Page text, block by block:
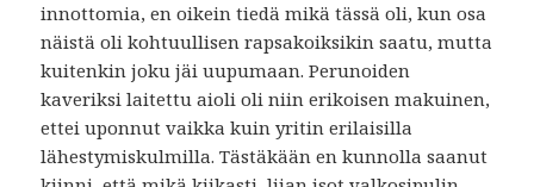
innottomia, en oikein tiedä mikä tässä oli, kun osa
näistä oli kohtuullisen rapsakoiksikin saatu, mutta
kuitenkin joku jäi uupumaan. Perunoiden
kaveriksi laitettu aioli oli niin erikoisen makuinen,
ettei uponnut vaikka kuin yritin erilaisilla
lähestymiskulmilla. Tästäkään en kunnolla saanut